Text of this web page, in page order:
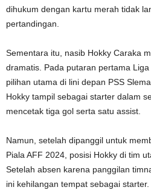
dihukum dengan kartu merah tidak
pertandingan.
Sementara itu, nasib Hokky Caraka
dramatis. Pada putaran pertama
pilihan utama di lini depan PSS
Hokky tampil sebagai starter dalam
mencetak tiga gol serta satu assist.
Namun, setelah dipanggil untuk
Piala AFF 2024, posisi Hokky di tim
Setelah absen karena panggilan
ini kehilangan tempat sebagai